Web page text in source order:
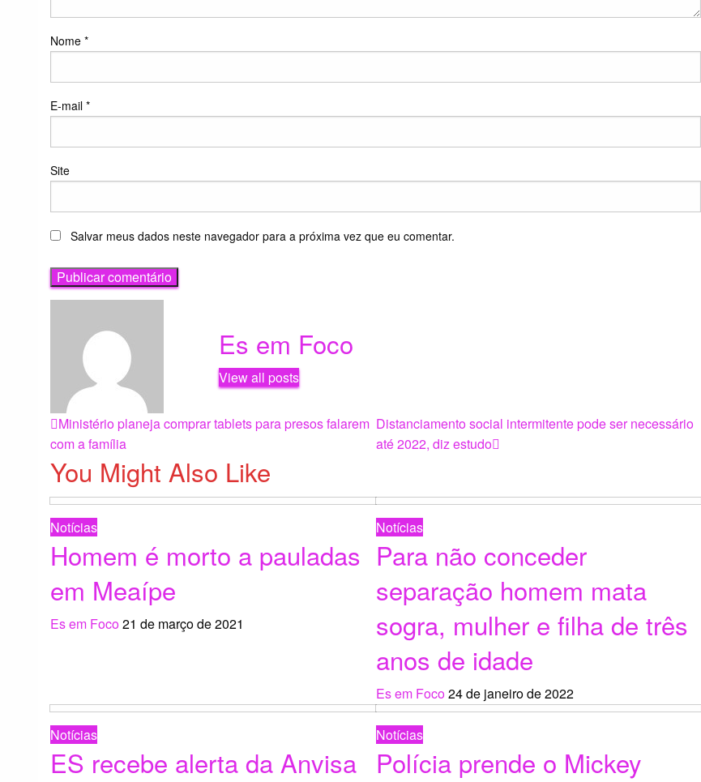
Nome *
E-mail *
Site
Salvar meus dados neste navegador para a próxima vez que eu comentar.
Es em Foco
View all posts
Navegação
de
Post
Previous
Post
Ministério planeja comprar tablets para presos falarem
com a família
Next
Post
Distanciamento social intermitente pode ser necessário
até 2022, diz estudo
You Might Also Like
Notícias
Homem é morto a pauladas
em Meaípe
Es em Foco21 de março de 2021
Notícias
Para não conceder
separação homem mata
sogra, mulher e filha de três
anos de idade
Es em Foco24 de janeiro de 2022
Notícias
ES recebe alerta da Anvisa
Notícias
Polícia prende o Mickey